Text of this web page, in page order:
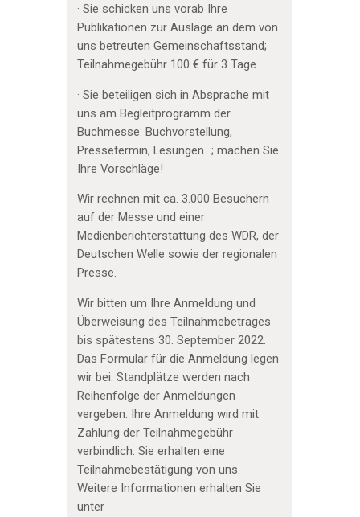
· Sie schicken uns vorab Ihre
Publikationen zur Auslage an dem von
uns betreuten Gemeinschaftsstand;
Teilnahmegebühr 100 € für 3 Tage
· Sie beteiligen sich in Absprache mit
uns am Begleitprogramm der
Buchmesse: Buchvorstellung,
Pressetermin, Lesungen…; machen Sie
Ihre Vorschläge!
Wir rechnen mit ca. 3.000 Besuchern
auf der Messe und einer
Medienberichterstattung des WDR, der
Deutschen Welle sowie der regionalen
Presse.
Wir bitten um Ihre Anmeldung und
Überweisung des Teilnahmebetrages
bis spätestens 30. September 2022.
Das Formular für die Anmeldung legen
wir bei. Standplätze werden nach
Reihenfolge der Anmeldungen
vergeben. Ihre Anmeldung wird mit
Zahlung der Teilnahmegebühr
verbindlich. Sie erhalten eine
Teilnahmebestätigung von uns.
Weitere Informationen erhalten Sie
unter